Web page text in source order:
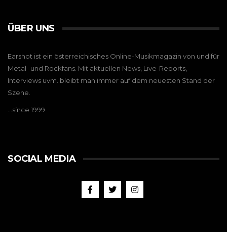
ÜBER UNS
Earshot ist ein österreichisches Online-Musikmagazin von und für
Metal- und Rockfans. Mit aktuellen News, Live-Reports,
Interviews uvm. bleibt man immer auf dem neuesten Stand der
Szene.
…since 1999
SOCIAL MEDIA